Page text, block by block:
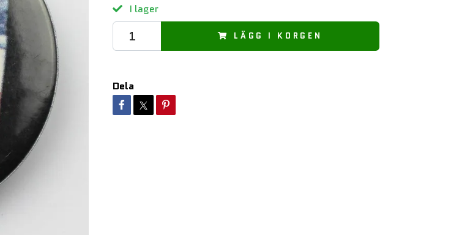
I lager
LÄGG I KORGEN
Dela